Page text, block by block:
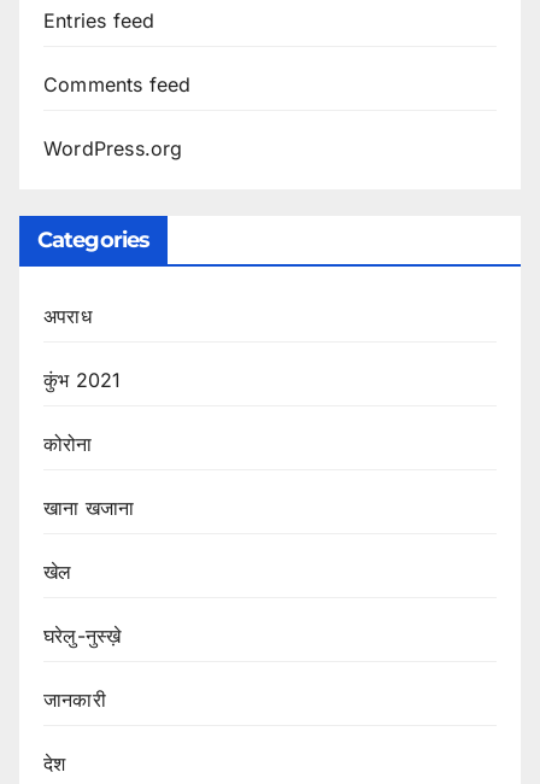
Entries feed
Comments feed
WordPress.org
Categories
अपराध
कुंभ 2021
कोरोना
खाना खजाना
खेल
घरेलु-नुस्ख़े
जानकारी
देश